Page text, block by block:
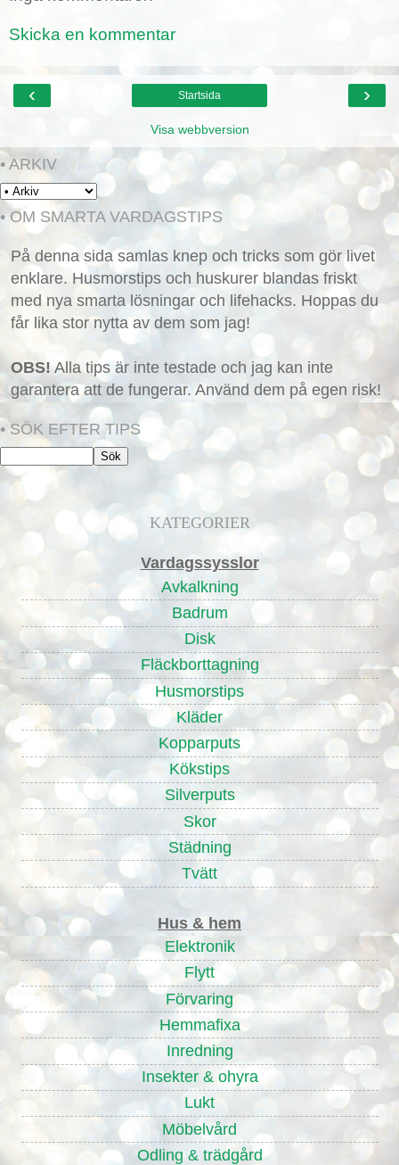
Skicka en kommentar
‹ ›
Startsida
Visa webbversion
• ARKIV
• OM SMARTA VARDAGSTIPS
På denna sida samlas knep och tricks som gör livet
enklare. Husmorstips och huskurer blandas friskt
med nya smarta lösningar och lifehacks. Hoppas du
får lika stor nytta av dem som jag!
OBS! Alla tips är inte testade och jag kan inte
garantera att de fungerar. Använd dem på egen risk!
• SÖK EFTER TIPS
KATEGORIER
Vardagssysslor
Avkalkning
Badrum
Disk
Fläckborttagning
Husmorstips
Kläder
Kopparputs
Kökstips
Silverputs
Skor
Städning
Tvätt
Hus & hem
Elektronik
Flytt
Förvaring
Hemmafixa
Inredning
Insekter & ohyra
Lukt
Möbelvård
Odling & trädgård